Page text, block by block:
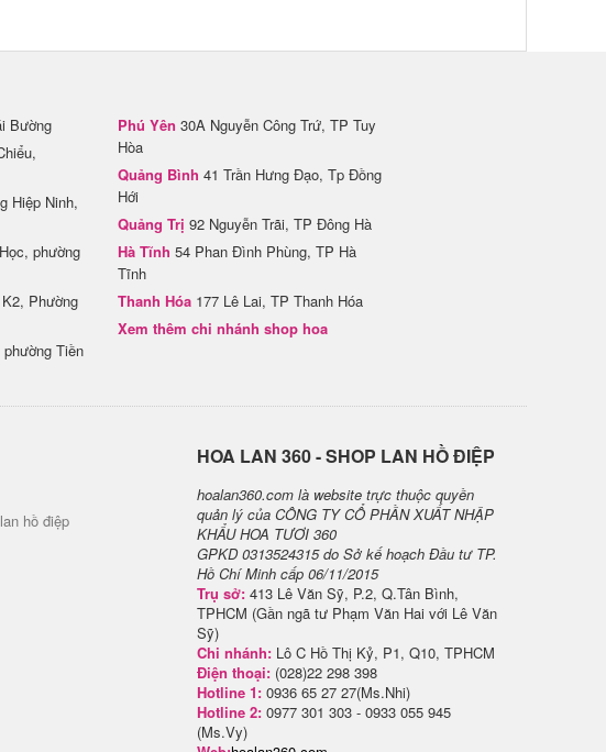
Bường
Hiệp Ninh,
phường
Phường
Tiền
Phú Yên 30A Nguyễn Công Trứ, TP Tuy
Hòa
Quảng Bình 41 Trần Hưng Đạo, Tp Đồng
Hới
Quảng Trị 92 Nguyễn Trãi, TP Đông Hà
Hà Tĩnh 54 Phan Đình Phùng, TP Hà
Tĩnh
Thanh Hóa 177 Lê Lai, TP Thanh Hóa
Xem thêm chi nhánh shop hoa
hồ điệp
H​OA LAN 360 - SHOP LAN HỒ ĐIỆP
hoalan360.com là website trực thuộc quyền
quản lý của CÔNG TY CỔ PHẦN XUẤT NHẬP
KHẨU HOA TƯƠI 360
GPKD 0313524315 do Sở kế hoạch Đầu tư TP.
Hồ Chí Minh cấp 06/11/2015
Trụ sở: 413 Lê Văn Sỹ, P.2, Q.Tân Bình,
TPHCM (Gần ngã tư Phạm Văn Hai với Lê Văn
Sỹ)
Chi nhánh: Lô C Hồ Thị Kỷ, P1, Q10, TPHCM
Điện thoại: (028)22 298 398
Hotline 1: 0936 65 27 27(Ms.Nhi)
Hotline 2: 0977 301 303 - 0933 055 945
(Ms.Vy)